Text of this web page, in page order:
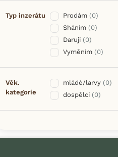
Typ inzerátu Prodám (0)
Sháním (0)
Daruji (0)
Vyměním (0)
Věk.
kategorie
mládé/larvy (0)
dospělci (0)